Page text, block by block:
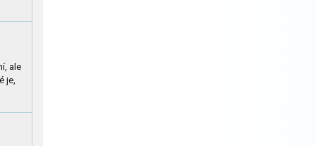
ale
je,